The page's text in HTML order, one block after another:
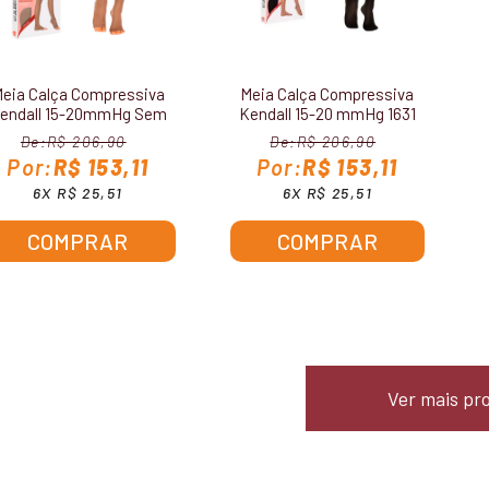
Calça Compressiva
15-20mmHg Sem
Ponteira 1701
R$ 206,90
R$ 153,11
6X R$ 25,51
COMPRAR
Meia Calça Compressiva
Kendall 15-20 mmHg 1631
R$ 206,90
R$ 153,11
6X R$ 25,51
COMPRAR
Ver mais